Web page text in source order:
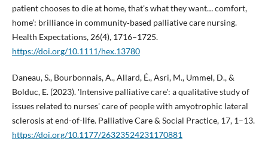
patient chooses to die at home, that's what they want… comfort,
home’: brilliance in community‐based palliative care nursing.
Health Expectations, 26(4), 1716–1725.
https://doi.org/10.1111/hex.13780
Daneau, S., Bourbonnais, A., Allard, É., Asri, M., Ummel, D., &
Bolduc, E. (2023). 'Intensive palliative care': a qualitative study of
issues related to nurses' care of people with amyotrophic lateral
sclerosis at end-of-life. Palliative Care & Social Practice, 17, 1–13.
https://doi.org/10.1177/26323524231170881